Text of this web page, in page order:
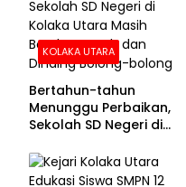
KOLAKA UTARA
Bertahun-tahun
Menunggu Perbaikan,
Sekolah SD Negeri di
Beralas Tanah dan
Dinding Bolong-bolong